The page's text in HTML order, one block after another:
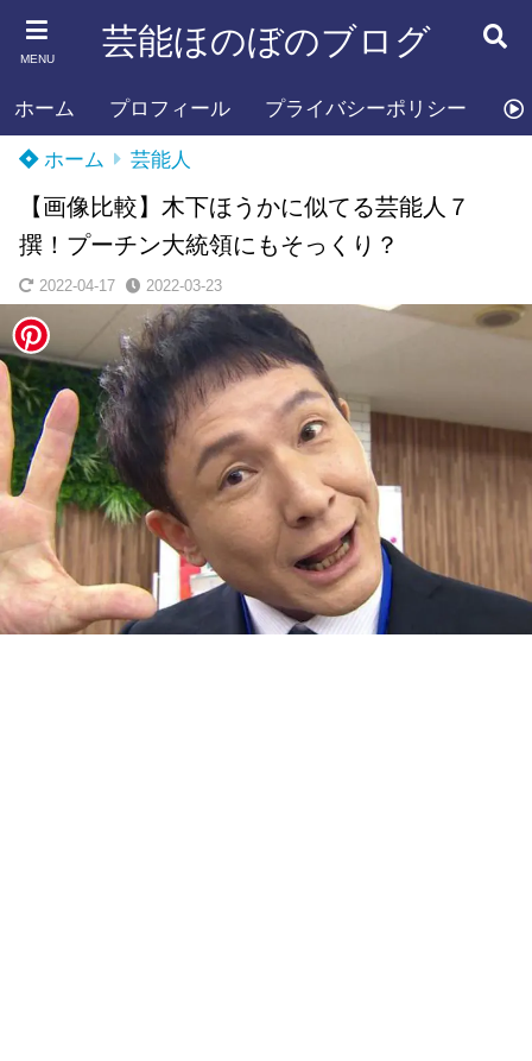
MENU 芸能ほのぼのブログ
ホーム プロフィール プライバシーポリシー お
ホーム 芸能人
【画像比較】木下ほうかに似てる芸能人７
撰！プーチン大統領にもそっくり？
2022-04-17 2022-03-23